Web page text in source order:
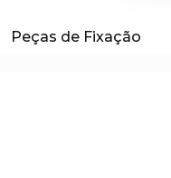
Peças de Fixação